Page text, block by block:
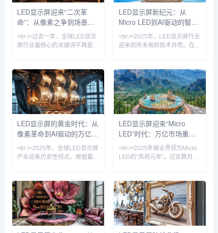
备中。某头部面板厂商透露，其
新一代Micro LED显示屏的亮度
已达到10000尼特，功耗却降低
本的新阶段。据知情人士及监管
文件显示，谷歌母公司Alphabet
计划在公开市场分十批发行公司
筹资目标介于20...
LED显示屏迎来“二次革
命”：从像素之争到场景智
能的跃迁
<br />过去一年，全球LED显示
屏行业最核心的关键词不再是
最新的十份产业调研报告，
Micro LED在60英寸以下显示领
域的良率突破至99.99%的实验
室水平，而巨量转移设备成本同
比降低42%，这直接推动三星、
索尼与国内京东方系厂商将
Micro LED商用时间表提前至
2025年Q3。与此同时，
据P1.2以下
LED显示屏新纪元：从
Micro LED到AI驱动的智慧
屏革命
<br />2025年，LED显示屏行业
迎来前所未有的技术井喷。在刚
同时展示了基于Micro LED技术
的全新产品线，像素间距首次突
破P0.3以下，亮度达到10000尼
特，对比度提升至理论极限。更
令人振奋的是，中国企业利亚德
与晶电合作的Micro LED量产线
正式投产，成本较去年下降
40%，这标志着Micro LED从
LED显示屏的黄金时代：从
像素革命到AI驱动的万亿级
视觉生态
<br />2025年，全球LED显示屏
产业迎来历史性拐点。根据最新
亿美元，同比增长23.7%。这背
后的核心驱动力，来自Mini
LED和Micro LED技术的商业化
落地彻底打破了传统小间距LED
的天花板。利亚德、洲明科技、
艾比森等头部企业相继推出P0.3
LED显示屏迎来“Micro
LED”时代：万亿市场重塑
视觉革命
<br />2025年被业界视为Micro
LED的“商用元年”。过去数月
屏，像素间距突破至P0.3以下，
亮度超过10000尼特，而功耗较
传统OLED降低40%。更关键的
是，巨量转移技术的良率首次突
破99.99%，使得生产成本较去
年下降近六成。这意味着，曾经